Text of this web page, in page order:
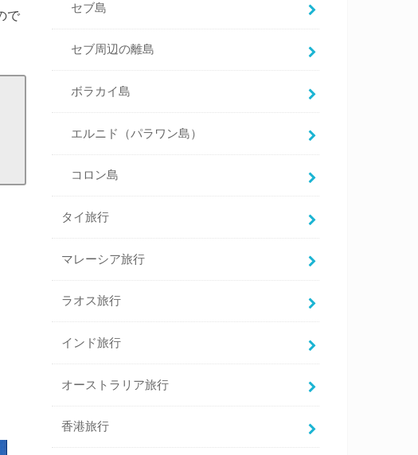
で
セブ島
セブ周辺の離島
ボラカイ島
エルニド（パラワン島）
コロン島
タイ旅行
マレーシア旅行
ラオス旅行
インド旅行
オーストラリア旅行
香港旅行